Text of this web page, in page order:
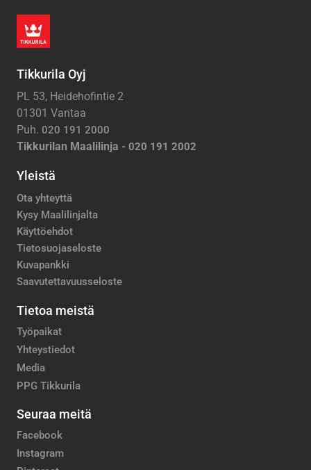
Tikkurila Oyj
PL 53, Heidehofintie 2
01301 Vantaa
Puh. 020 191 2000
Tikkurilan Maalilinja - 020 191 2002
Yleistä
Ota yhteyttä
Kysy Maalilinjalta
Käyttöehdot
Tietosuojaseloste
Kuvapankki
Saavutettavuusseloste
Tietoa meistä
Työpaikat
Yhteystiedot
Media
PPG Tikkurila
Seuraa meitä
Facebook
Instagram